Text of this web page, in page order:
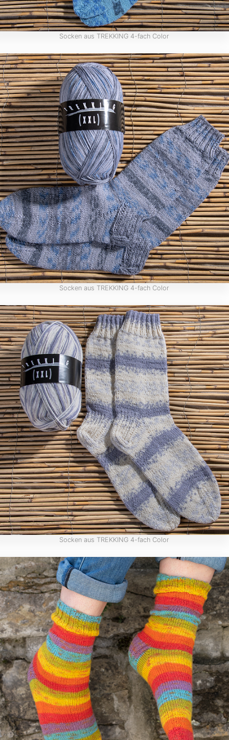
Socken aus TREKKING 4-fach Color
Socken aus TREKKING 4-fach Color
Socken aus TREKKING 4-fach Color